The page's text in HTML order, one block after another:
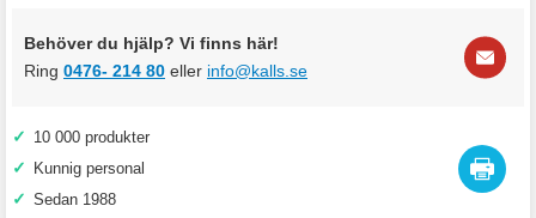
Behöver du hjälp? Vi finns här!
Ring 0476- 214 80 eller info@kalls.se
✓ 10 000 produkter
✓ Kunnig personal
✓ Sedan 1988